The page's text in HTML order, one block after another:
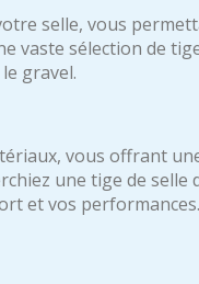
selle, vous
vaste sélection de
gravel.
vous offrant
une tige de selle
et vos performances.